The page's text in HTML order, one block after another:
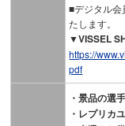
■デジタル
たします。
▼VISSEL
https://
pdf
・景品の選
・レプリカ